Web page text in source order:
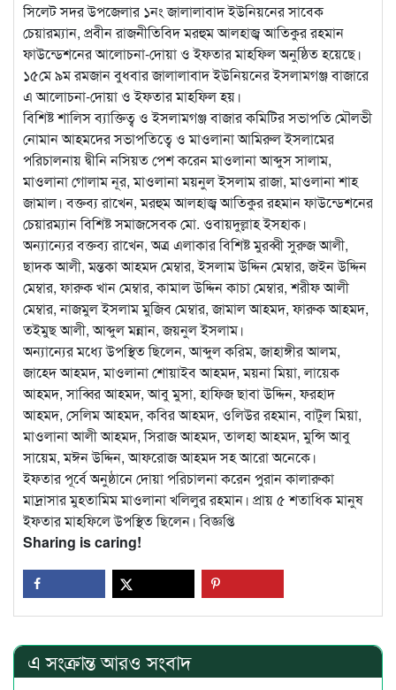
সিলেট সদর উপজেলার ১নং জালালাবাদ ইউনিয়নের সাবেক
চেয়ারম্যান, প্রবীন রাজনীতিবিদ মরহুম আলহাজ্ব আতিকুর রহমান
ফাউন্ডেশনের আলোচনা-দোয়া ও ইফতার মাহফিল অনুষ্ঠিত হয়েছে।
১৫মে ৯ম রমজান বুধবার জালালাবাদ ইউনিয়নের ইসলামগঞ্জ বাজারে
এ আলোচনা-দোয়া ও ইফতার মাহফিল হয়।
বিশিষ্ট শালিস ব্যাক্তিত্ব ও ইসলামগঞ্জ বাজার কমিটির সভাপতি মৌলভী
নোমান আহমদের সভাপতিত্বে ও মাওলানা আমিরুল ইসলামের
পরিচালনায় দ্বীনি নসিয়ত পেশ করেন মাওলানা আব্দুস সালাম,
মাওলানা গোলাম নূর, মাওলানা ময়নুল ইসলাম রাজা, মাওলানা শাহ
জামাল। বক্তব্য রাখেন, মরহুম আলহাজ্ব আতিকুর রহমান ফাউন্ডেশনের
চেয়ারম্যান বিশিষ্ট সমাজসেবক মো. ওবায়দুল্লাহ ইসহাক।
অন্যান্যের বক্তব্য রাখেন, অত্র এলাকার বিশিষ্ট মুরব্বী সুরুজ আলী,
ছাদক আলী, মন্তকা আহমদ মেম্বার, ইসলাম উদ্দিন মেম্বার, জইন উদ্দিন
মেম্বার, ফারুক খান মেম্বার, কামাল উদ্দিন কাচা মেম্বার, শরীফ আলী
মেম্বার, নাজমুল ইসলাম মুজিব মেম্বার, জামাল আহমদ, ফারুক আহমদ,
তইমুছ আলী, আব্দুল মন্নান, জয়নুল ইসলাম।
অন্যান্যের মধ্যে উপস্থিত ছিলেন, আব্দুল করিম, জাহাঙ্গীর আলম,
জাহেদ আহমদ, মাওলানা শোয়াইব আহমদ, ময়না মিয়া, লায়েক
আহমদ, সাব্বির আহমদ, আবু মুসা, হাফিজ ছাবা উদ্দিন, ফরহাদ
আহমদ, সেলিম আহমদ, কবির আহমদ, ওলিউর রহমান, বাটুল মিয়া,
মাওলানা আলী আহমদ, সিরাজ আহমদ, তালহা আহমদ, মুন্সি আবু
সায়েম, মঈন উদ্দিন, আফরোজ আহমদ সহ আরো অনেকে।
ইফতার পূর্বে অনুষ্ঠানে দোয়া পরিচালনা করেন পুরান কালারুকা
মাদ্রাসার মুহতামিম মাওলানা খলিলুর রহমান। প্রায় ৫ শতাধিক মানুষ
ইফতার মাহফিলে উপস্থিত ছিলেন। বিজ্ঞপ্তি
Sharing is caring!
এ সংক্রান্ত আরও সংবাদ